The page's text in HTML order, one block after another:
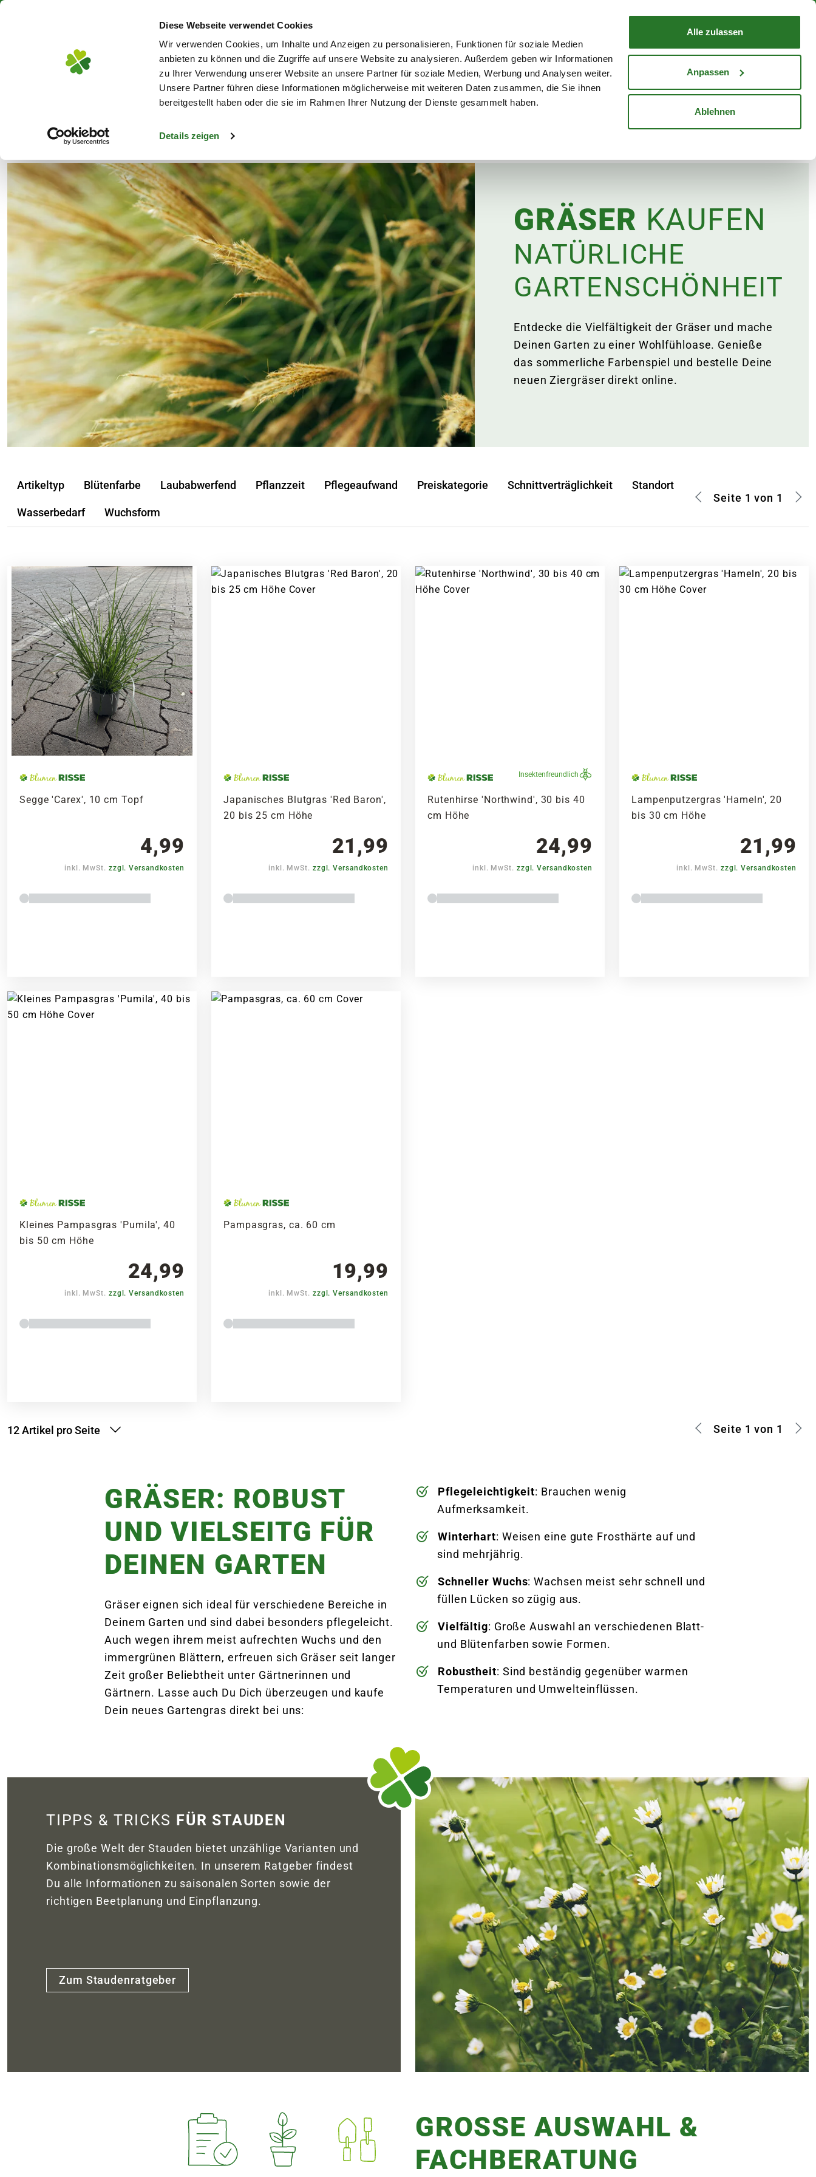
Diese Webseite verwendet Cookies
Wir verwenden Cookies, um Inhalte und Anzeigen zu personalisieren, Funktionen für soziale Medien
anbieten zu können und die Zugriffe auf unsere Website zu analysieren. Außerdem geben wir Informationen
zu Ihrer Verwendung unserer Website an unsere Partner für soziale Medien, Werbung und Analysen weiter.
Unsere Partner führen diese Informationen möglicherweise mit weiteren Daten zusammen, die Sie ihnen
bereitgestellt haben oder die sie im Rahmen Ihrer Nutzung der Dienste gesammelt haben.
Details zeigen
Alle zulassen
Anpassen
Ablehnen
Mein KontoStandorte
WARENKORB
Blumen Pflanzen Garten Aktuelles Ratgeber Gutscheine Karriere
Pflanzen Stauden & Gräser Gräser
GRÄSER KAUFEN
NATÜRLICHE
GARTENSCHÖNHEIT
Entdecke die Vielfältigkeit der Gräser und mache
Deinen Garten zu einer Wohlfühloase. Genieße
das sommerliche Farbenspiel und bestelle Deine
neuen Ziergräser direkt online.
Artikeltyp Blütenfarbe Laubabwerfend Pflanzzeit Pflegeaufwand Preiskategorie Schnittverträglichkeit Standort
Wasserbedarf Wuchsform
Seite 1 von 1
Segge 'Carex', 10 cm Topf
4,99
inkl. MwSt. zzgl. Versandkosten
Japanisches Blutgras 'Red Baron',
20 bis 25 cm Höhe
21,99
inkl. MwSt. zzgl. Versandkosten
Insektenfreundlich
Rutenhirse 'Northwind', 30 bis 40
cm Höhe
24,99
inkl. MwSt. zzgl. Versandkosten
Lampenputzergras 'Hameln', 20
bis 30 cm Höhe
21,99
inkl. MwSt. zzgl. Versandkosten
Kleines Pampasgras 'Pumila', 40
bis 50 cm Höhe
24,99
inkl. MwSt. zzgl. Versandkosten
Pampasgras, ca. 60 cm
19,99
inkl. MwSt. zzgl. Versandkosten
12 Artikel pro Seite Seite 1 von 1
GRÄSER: ROBUST
UND VIELSEITG FÜR
DEINEN GARTEN
Gräser eignen sich ideal für verschiedene Bereiche in
Deinem Garten und sind dabei besonders pflegeleicht.
Auch wegen ihrem meist aufrechten Wuchs und den
immergrünen Blättern, erfreuen sich Gräser seit langer
Zeit großer Beliebtheit unter Gärtnerinnen und
Gärtnern. Lasse auch Du Dich überzeugen und kaufe
Dein neues Gartengras direkt bei uns:
Pflegeleichtigkeit: Brauchen wenig
Aufmerksamkeit.
Winterhart: Weisen eine gute Frosthärte auf und
sind mehrjährig.
Schneller Wuchs: Wachsen meist sehr schnell und
füllen Lücken so zügig aus.
Vielfältig: Große Auswahl an verschiedenen Blatt-
und Blütenfarben sowie Formen.
Robustheit: Sind beständig gegenüber warmen
Temperaturen und Umwelteinflüssen.
TIPPS & TRICKS FÜR STAUDEN
Die große Welt der Stauden bietet unzählige Varianten und
Kombinationsmöglichkeiten. In unserem Ratgeber findest
Du alle Informationen zu saisonalen Sorten sowie der
richtigen Beetplanung und Einpflanzung.
Zum Staudenratgeber
GROSSE AUSWAHL & F
ACHBERATUNG